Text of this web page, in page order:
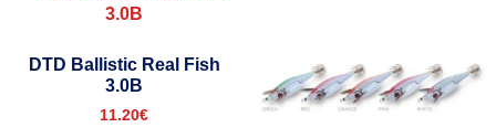
DTD Ballistic Real Fish
3.0B
11.20€